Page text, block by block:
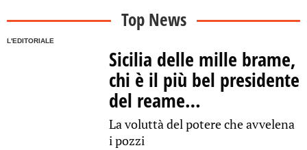
Top News
L'EDITORIALE
Sicilia delle mille brame,
chi è il più bel presidente
del reame…
La voluttà del potere che avvelena
i pozzi